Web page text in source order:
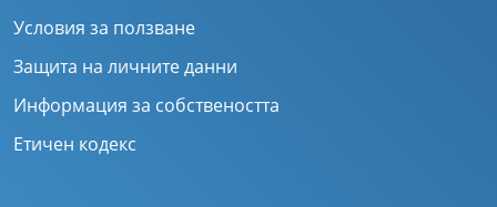
Условия за ползване
Защита на личните данни
Информация за собствеността
Етичен кодекс